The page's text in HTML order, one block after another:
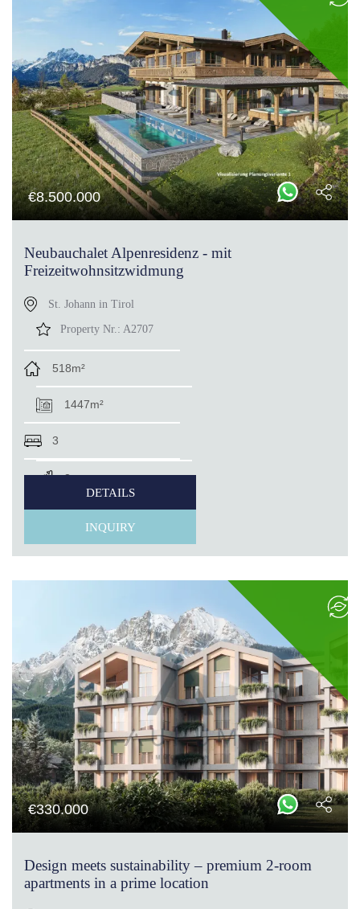
€8.500.000
Neubauchalet Alpenresidenz - mit
Freizeitwohnsitzwidmung
St. Johann in Tirol
Property Nr.: A2707
518m²
1447m²
3
3
DETAILS
INQUIRY
€330.000
Design meets sustainability – premium 2-room
apartments in a prime location